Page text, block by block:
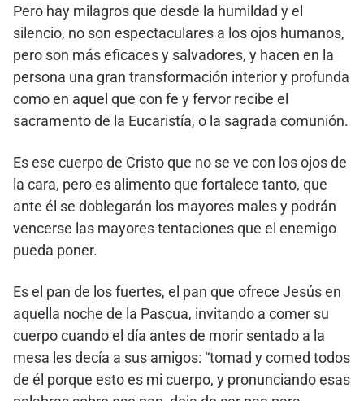
Pero hay milagros que desde la humildad y el
silencio, no son espectaculares a los ojos humanos,
pero son más eficaces y salvadores, y hacen en la
persona una gran transformación interior y profunda
como en aquel que con fe y fervor recibe el
sacramento de la Eucaristía, o la sagrada comunión.
Es ese cuerpo de Cristo que no se ve con los ojos de
la cara, pero es alimento que fortalece tanto, que
ante él se doblegarán los mayores males y podrán
vencerse las mayores tentaciones que el enemigo
pueda poner.
Es el pan de los fuertes, el pan que ofrece Jesús en
aquella noche de la Pascua, invitando a comer su
cuerpo cuando el día antes de morir sentado a la
mesa les decía a sus amigos: “tomad y comed todos
de él porque esto es mi cuerpo, y pronunciando esas